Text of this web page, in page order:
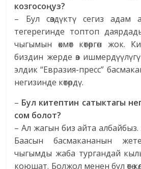
козгосоңуз?
– Бул сөздүктү сегиз адам
тегерегинде топтоп
чыгымын өкмөт көтөргөн жок.
биздин жерде өз
элдик “Евразия-пресс”
негизинде көтөрдү.
– Бул китептин сатыктагы
сом болот?
– Ал жагын биз айта
Баасын басмакананын
чыгымды жаба тургандай
коюшат. Болжол менен бул өтө